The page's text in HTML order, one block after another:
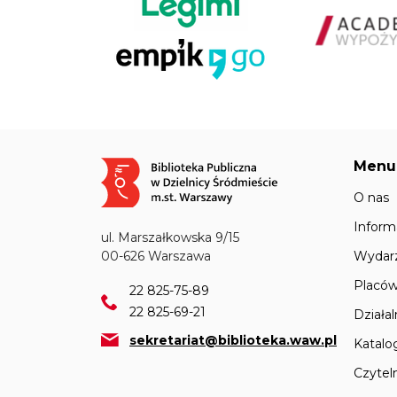
Obraz
ul. Marszałkowska 9/15
00-626 Warszawa
22 825-75-89
22 825-69-21
sekretariat@biblioteka.waw.pl
Menu
O nas